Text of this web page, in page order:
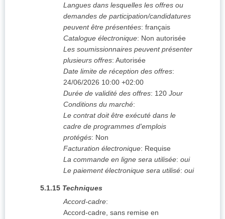
Langues dans lesquelles les offres ou
demandes de participation/candidatures
peuvent être présentées: français
Catalogue électronique: Non autorisée
Les soumissionnaires peuvent présenter
plusieurs offres: Autorisée
Date limite de réception des offres:
24/06/2026 10:00 +02:00
Durée de validité des offres: 120 Jour
Conditions du marché:
Le contrat doit être exécuté dans le
cadre de programmes d'emplois
protégés: Non
Facturation électronique: Requise
La commande en ligne sera utilisée: oui
Le paiement électronique sera utilisé: oui
5.1.15 Techniques
Accord-cadre:
Accord-cadre, sans remise en